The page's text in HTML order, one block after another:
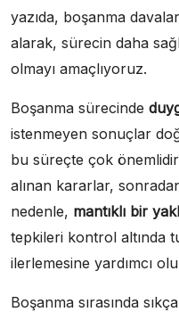
yazıda, boşanma
alarak, sürecin daha
olmayı amaçlıyoruz.
Boşanma sürecinde
istenmeyen sonuçlar
bu süreçte çok
alınan kararlar,
nedenle, mantıklı bir
tepkileri kontrol altında
ilerlemesine yardımcı
Boşanma sırasında